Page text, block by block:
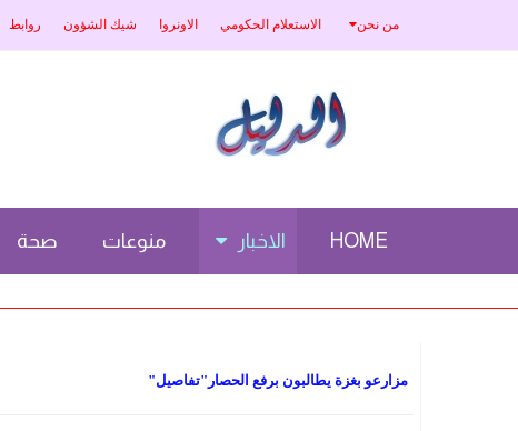
من نحن الاستعلام الحكومي الاونروا شيك الشؤون روابط
HOME الاخبار منوعات صحة
مزارعو بغزة يطالبون برفع الحصار"تفاصيل"